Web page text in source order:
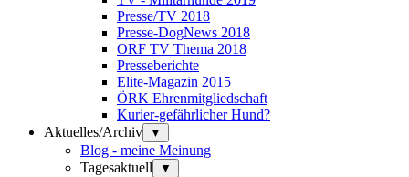
Presse/TV 2018
Presse-DogNews 2018
ORF TV Thema 2018
Presseberichte
Elite-Magazin 2015
ÖRK Ehrenmitgliedschaft
Kurier-gefährlicher Hund?
Aktuelles/Archiv
▼
Blog - meine Meinung
Tagesaktuell
▼